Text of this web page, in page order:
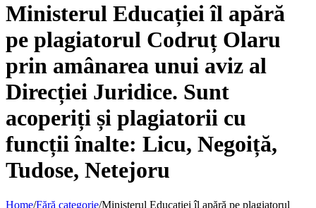
Ministerul Educației îl apără
pe plagiatorul Codruț Olaru
prin amânarea unui aviz al
Direcției Juridice. Sunt
acoperiți și plagiatorii cu
funcții înalte: Licu, Negoiță,
Tudose, Netejoru
Home/Fără categorie/Ministerul Educației îl apără pe plagiatorul